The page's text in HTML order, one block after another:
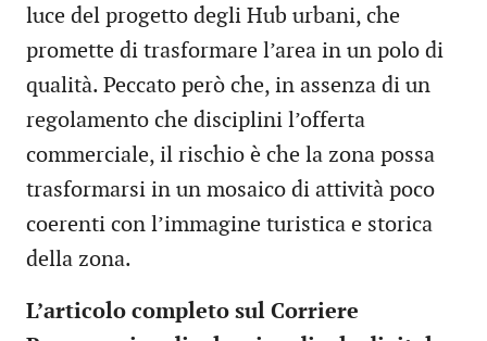
luce del progetto degli Hub urbani, che
promette di trasformare l’area in un polo di
qualità. Peccato però che, in assenza di un
regolamento che disciplini l’offerta
commerciale, il rischio è che la zona possa
trasformarsi in un mosaico di attività poco
coerenti con l’immagine turistica e storica
della zona.
L’articolo completo sul Corriere